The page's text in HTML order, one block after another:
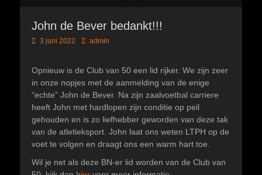
John de Bever bedankt!!!
Geplaatst
3 juni 2022 Author
admin
Opnieuw is de Club van 50 een lid rijker. We zijn zeer
in onze nopjes met de aanmelding van de enige
“echte” John de Bever. Na zijn zaalvoetbal carriere
heeft John met hardlopen zijn conditie op peil
gehouden en is zo liefhebber geworden van deze tak
van de atletieksport. John laat ons weten LTPH op de
voet te volgen en draagt ons een warm hart toe.
Wil je net als deze BN-er lid worden van de Club van